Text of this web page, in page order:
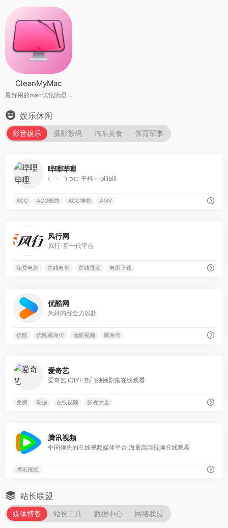
CleanMyMac
最好用的mac优化清理工具
娱乐休闲
影音娱乐 摄影数码 汽车美食 体育军事
哔哩哔哩
(゜-゜)つロ 干杯~-bilibili
ACG ACG燃曲 ACG神曲 AMV
风行网
风行-新一代平台
免费电影 在线电影 在线视频 电影下载
优酷网
为好内容全力以赴
优酷 优酷藏海传 优酷视频 藏海传
爱奇艺
爱奇艺 iQIYI-热门独播剧集在线观看
免费 动漫 在线视频 影视大全
腾讯视频
中国领先的在线视频媒体平台,海量高清视频在线观看
腾讯视频
站长联盟
媒体博客 站长工具 数据中心 网络联盟